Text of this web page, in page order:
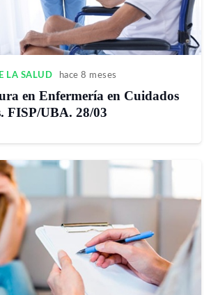
LA SALUD hace 8 meses
en Enfermería en Cuidados
FISP/UBA. 28/03